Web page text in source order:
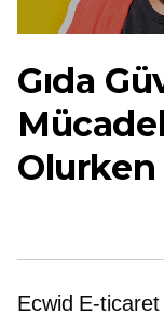
Gıda
Ecwid E-